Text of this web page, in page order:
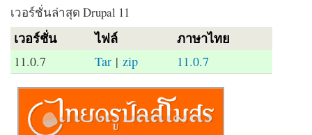
เวอร์ชั่นล่าสุด Drupal 11
เวอร์ชั่น ไฟล์ ภาษาไทย
11.0.7 Tar | zip 11.0.7